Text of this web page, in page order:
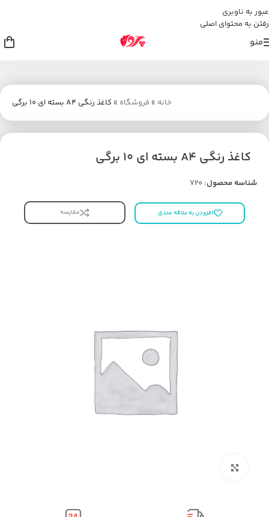
عبور به ناوبری
رفتن به محتوای اصلی
منو
خانه » فروشگاه » کاغذ رنگی A4 بسته ای 10 برگی
کاغذ رنگی A4 بسته ای 10 برگی
شناسه محصول: 720
افزودن به علاقه مندی مقایسه